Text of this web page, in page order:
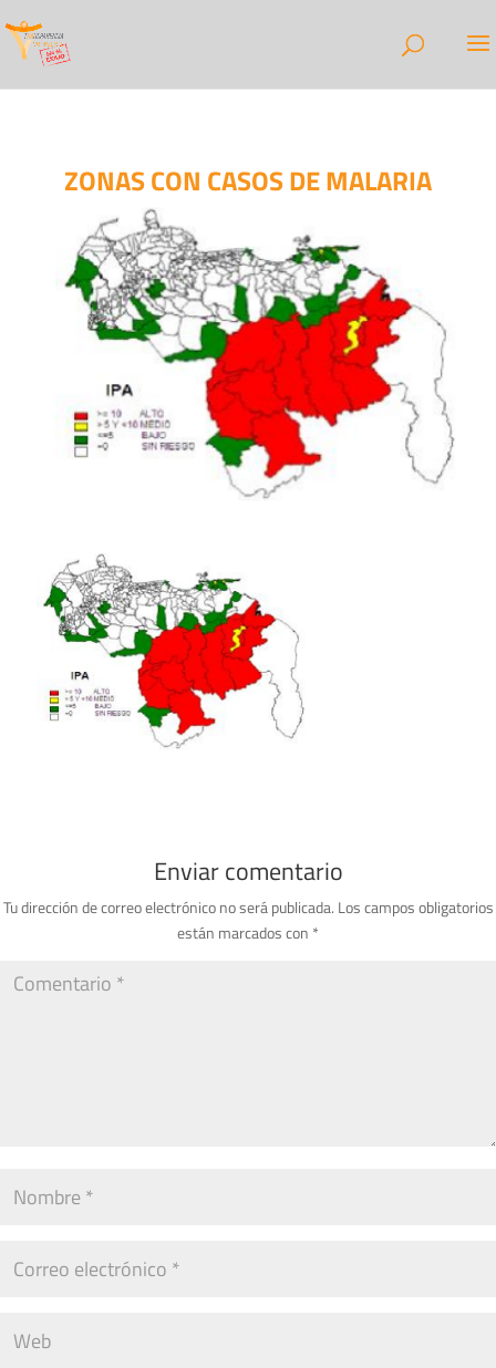
ZONAS CON CASOS DE MALARIA
Enviar comentario
Tu dirección de correo electrónico no será publicada. Los campos obligatorios
están marcados con *